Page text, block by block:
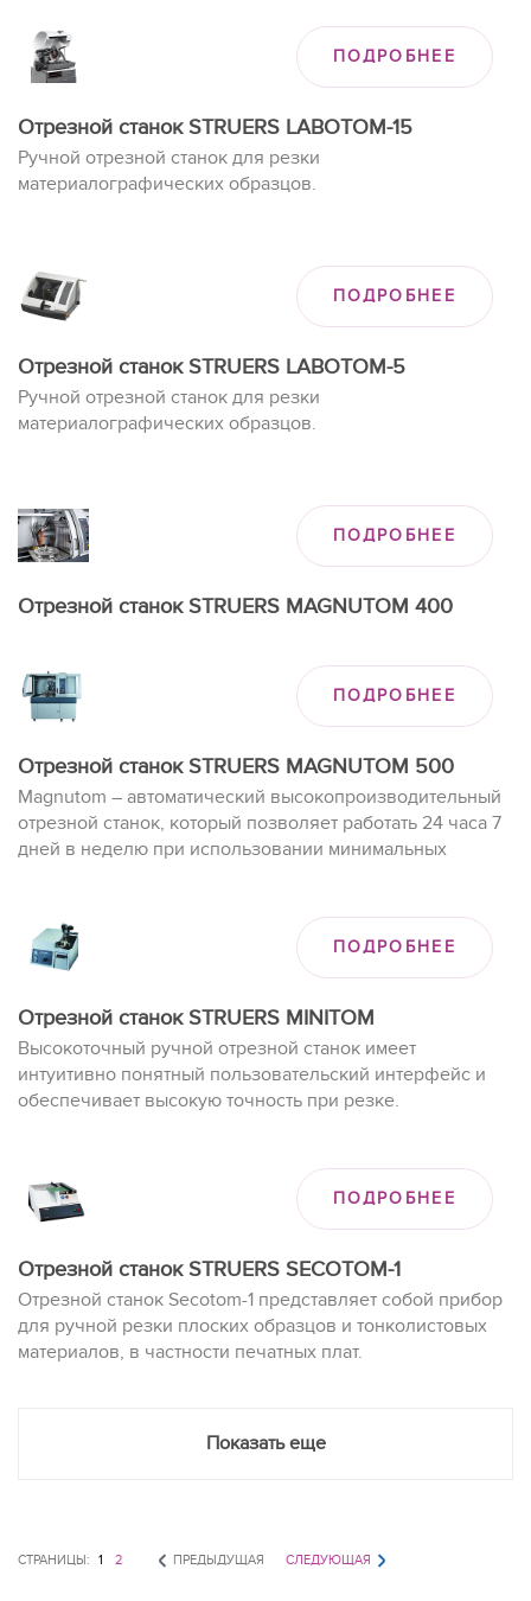
ПОДРОБНЕЕ
Отрезной станок STRUERS LABOTOM-15
Ручной отрезной станок для резки
материалографических образцов.
ПОДРОБНЕЕ
Отрезной станок STRUERS LABOTOM-5
Ручной отрезной станок для резки
материалографических образцов.
ПОДРОБНЕЕ
Отрезной станок STRUERS MAGNUTOM 400
ПОДРОБНЕЕ
Отрезной станок STRUERS MAGNUTOM 500
Magnutom – автоматический высокопроизводительный
отрезной станок, который позволяет работать 24 часа 7
дней в неделю при использовании минимальных
ПОДРОБНЕЕ
Отрезной станок STRUERS MINITOM
Высокоточный ручной отрезной станок имеет
интуитивно понятный пользовательский интерфейс и
обеспечивает высокую точность при резке.
ПОДРОБНЕЕ
Отрезной станок STRUERS SECOTOM-1
Отрезной станок Secotom-1 представляет собой прибор
для ручной резки плоских образцов и тонколистовых
материалов, в частности печатных плат.
Показать еще
СТРАНИЦЫ: 1 2 ПРЕДЫДУЩАЯ СЛЕДУЮЩАЯ